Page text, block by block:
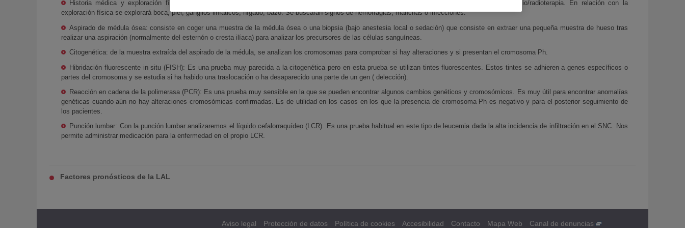
Historia médica y exploración física: antecedentes médicos, hábito tabáquico, exposición a agentes químicos, anteriores tratamientos con quimio/radioterapia. En relación con la
exploración física se explorará boca, piel, ganglios linfáticos, hígado, bazo. Se buscarán signos de hemorragias, manchas o infecciones.
Aspirado de médula ósea: consiste en coger una muestra de la médula ósea o una biopsia (bajo anestesia local o sedación) que consiste en extraer una pequeña muestra de hueso tras
realizar una aspiración (normalmente del esternón o cresta ilíaca) para analizar los precursores de las células sanguíneas.
Citogenética: de la muestra extraída del aspirado de la médula, se analizan los cromosomas para comprobar si hay alteraciones y si presentan el cromosoma Ph.
Hibridación fluorescente in situ (FISH): Es una prueba muy parecida a la citogenética pero en esta prueba se utilizan tintes fluorescentes. Estos tintes se adhieren a genes específicos o
partes del cromosoma y se estudia si ha habido una traslocación o ha desaparecido una parte de un gen ( delección).
Reacción en cadena de la polimerasa (PCR): Es una prueba muy sensible en la que se pueden encontrar algunos cambios genéticos y cromosómicos. Es muy útil para encontrar anomalías
genéticas cuando aún no hay alteraciones cromosómicas confirmadas. Es de utilidad en los casos en los que la presencia de cromosoma Ph es negativo y para el posterior seguimiento de
los pacientes.
Punción lumbar: Con la punción lumbar analizaremos el líquido cefalorraquídeo (LCR). Es una prueba habitual en este tipo de leucemia dada la alta incidencia de infiltración en el SNC. Nos
permite administrar medicación para la enfermedad en el propio LCR.
Factores pronósticos de la LAL
Aviso legal Protección de datos Política de cookies Accesibilidad Contacto Mapa Web Canal de denuncias